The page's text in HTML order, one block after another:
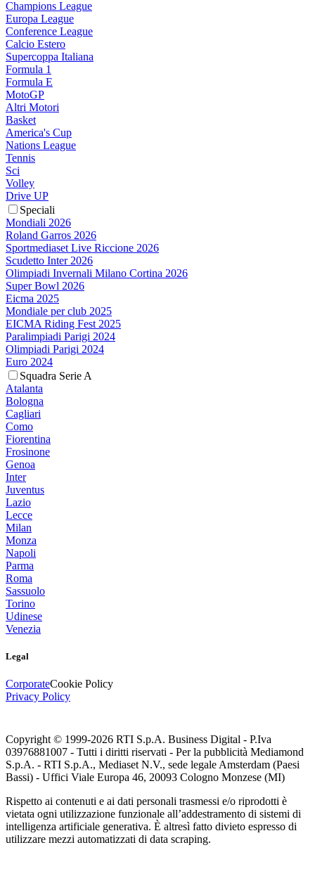
Champions League
Europa League
Conference League
Calcio Estero
Supercoppa Italiana
Formula 1
Formula E
MotoGP
Altri Motori
Basket
America's Cup
Nations League
Tennis
Sci
Volley
Drive UP
Speciali
Mondiali 2026
Roland Garros 2026
Sportmediaset Live Riccione 2026
Scudetto Inter 2026
Olimpiadi Invernali Milano Cortina 2026
Super Bowl 2026
Eicma 2025
Mondiale per club 2025
EICMA Riding Fest 2025
Paralimpiadi Parigi 2024
Olimpiadi Parigi 2024
Euro 2024
Squadra Serie A
Atalanta
Bologna
Cagliari
Como
Fiorentina
Frosinone
Genoa
Inter
Juventus
Lazio
Lecce
Milan
Monza
Napoli
Parma
Roma
Sassuolo
Torino
Udinese
Venezia
Legal
CorporateCookie Policy
Privacy Policy
Copyright © 1999-2026 RTI S.p.A. Business Digital - P.Iva
03976881007 - Tutti i diritti riservati - Per la pubblicità Mediamond
S.p.A. - RTI S.p.A., Mediaset N.V., sede legale Amsterdam (Paesi
Bassi) - Uffici Viale Europa 46, 20093 Cologno Monzese (MI)
Rispetto ai contenuti e ai dati personali trasmessi e/o riprodotti è
vietata ogni utilizzazione funzionale all’addestramento di sistemi di
intelligenza artificiale generativa. È altresì fatto divieto espresso di
utilizzare mezzi automatizzati di data scraping.